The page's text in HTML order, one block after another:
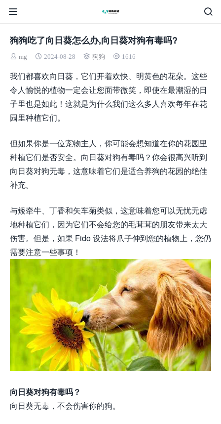
狗狗吃了向日葵怎么办,向日葵对狗有毒吗?
mg 2024-08-28 狗狗 1616
我们都喜欢向日葵，它们开着欢快、明黄色的花朵。这些
令人愉悦的植物一定会让您面带微笑，即使在最潮湿的日
子里也是如此！这就是为什么我们这么多人喜欢每年在花
园里种植它们。
但如果你是一位宠物主人，你可能会想知道在你的花园里
种植它们是否安全。向日葵对狗有毒吗？你会很高兴听到
向日葵对狗无毒，这意味着它们是适合养狗的花园的绝佳
补充。
与矮牵牛、丁香和矢车菊类似，这意味着您可以无忧无虑
地种植它们，因为它们不会给您的毛茸茸的朋友带来太大
伤害。但是，如果 Fido 设法将爪子伸到您的植物上，您仍
需要注意一些事项！
向日葵对狗有毒吗？
向日葵无毒，不会伤害你的狗。